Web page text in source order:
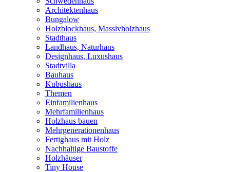
Architektenhaus
Bungalow
Holzblockhaus, Massivholzhaus
Stadthaus
Landhaus, Naturhaus
Designhaus, Luxushaus
Stadtvilla
Bauhaus
Kubushaus
Themen
Einfamilienhaus
Mehrfamilienhaus
Holzhaus bauen
Mehrgenerationenhaus
Fertighaus mit Holz
Nachhaltige Baustoffe
Holzhäuser
Tiny House